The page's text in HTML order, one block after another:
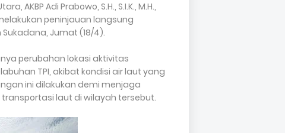
AKBP Adi Prabowo, S.H., S.I.K., M.H.,
peninjauan langsung
Jumat (18/4).
perubahan lokasi aktivitas
TPI, akibat kondisi air laut yang
ini dilakukan demi menjaga
laut di wilayah tersebut.